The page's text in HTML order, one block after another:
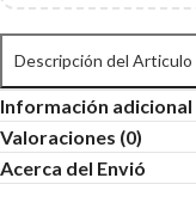
Descripción del Articulo
Información adicional
Valoraciones (0)
Acerca del Envió